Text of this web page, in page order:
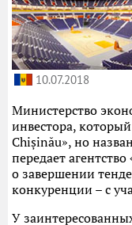
10.07.2018
Министерство
инвестора,
Сhișinău», но
передает
о завершении
конкуренции – с
У